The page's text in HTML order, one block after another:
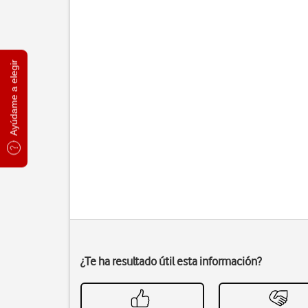
Ayúdame a elegir
¿Te ha resultado útil esta información?